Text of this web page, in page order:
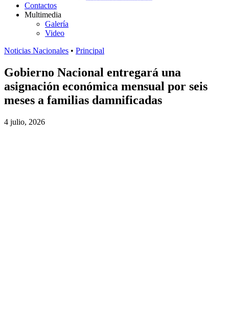
Contactos
Multimedia
Galería
Video
Noticias Nacionales • Principal
Gobierno Nacional entregará una
asignación económica mensual por seis
meses a familias damnificadas
4 julio, 2026